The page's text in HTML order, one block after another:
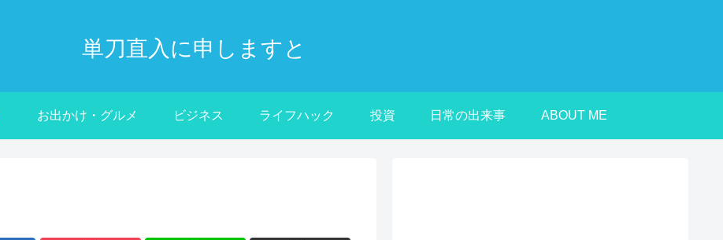
単刀直入に申しますと
お出かけ・グルメ ビジネス ライフハック 投資 日常の出来事 ABOUT ME